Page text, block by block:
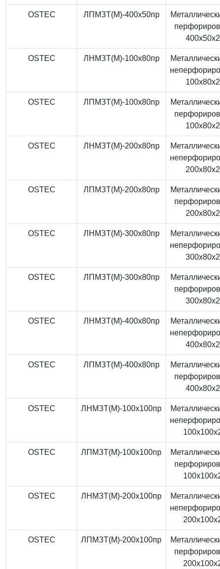
OSTEC ЛПМЗТ(М)-400x50пр
OSTEC ЛНМЗТ(М)-100x80пр
OSTEC ЛПМЗТ(М)-100x80пр
OSTEC ЛНМЗТ(М)-200x80пр
OSTEC ЛПМЗТ(М)-200x80пр
OSTEC ЛНМЗТ(М)-300x80пр
OSTEC ЛПМЗТ(М)-300x80пр
OSTEC ЛНМЗТ(М)-400x80пр
OSTEC ЛПМЗТ(М)-400x80пр
OSTEC ЛНМЗТ(М)-100x100пр
OSTEC ЛПМЗТ(М)-100x100пр
OSTEC ЛНМЗТ(М)-200x100пр
OSTEC ЛПМЗТ(М)-200x100пр